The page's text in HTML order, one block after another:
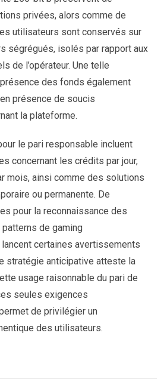
privées, alors comme de
utilisateurs sont conservés sur
ségrégués, isolés par rapport aux
de l’opérateur. Une telle
des fonds également
présence de soucis
la plateforme.
le pari responsable incluent
concernant les crédits par jour,
mois, ainsi comme des solutions
ou permanente. De
pour la reconnaissance des
de gaming
certaines avertissements
stratégie anticipative atteste la
usage raisonnable du pari de
seules exigences
de privilégier un
des utilisateurs.